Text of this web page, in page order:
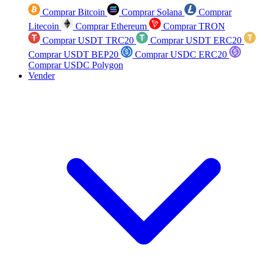
Comprar Bitcoin Comprar Solana
Comprar
Litecoin
Comprar Ethereum
Comprar TRON
Comprar USDT TRC20
Comprar USDT ERC20
Comprar USDT BEP20
Comprar USDC ERC20
Comprar USDC Polygon
Vender